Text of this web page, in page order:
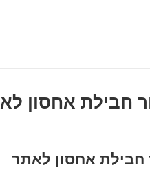
חבילת אחסון
חבילת אחסון לאתר